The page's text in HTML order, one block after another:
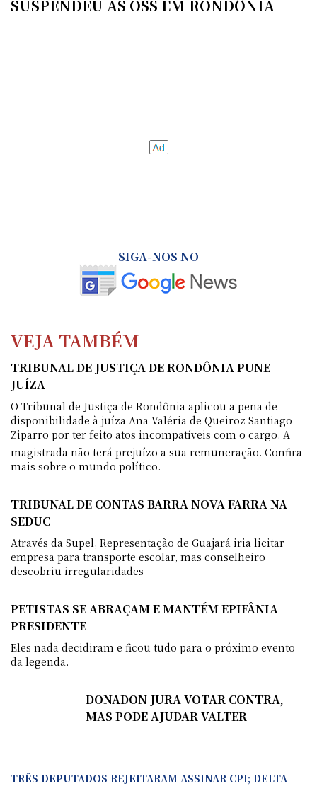
SUSPENDEU AS OSS EM RONDÔNIA
SIGA-NOS NO
VEJA TAMBÉM
TRIBUNAL DE JUSTIÇA DE RONDÔNIA PUNE
JUÍZA
O Tribunal de Justiça de Rondônia aplicou a pena de
disponibilidade à juíza Ana Valéria de Queiroz Santiago
Ziparro por ter feito atos incompatíveis com o cargo. A
magistrada não terá prejuízo a sua remuneração. Confira
mais sobre o mundo político.
TRIBUNAL DE CONTAS BARRA NOVA FARRA NA
SEDUC
Através da Supel, Representação de Guajará iria licitar
empresa para transporte escolar, mas conselheiro
descobriu irregularidades
PETISTAS SE ABRAÇAM E MANTÉM EPIFÂNIA
PRESIDENTE
Eles nada decidiram e ficou tudo para o próximo evento
da legenda.
DONADON JURA VOTAR CONTRA,
MAS PODE AJUDAR VALTER
TRÊS DEPUTADOS REJEITARAM ASSINAR CPI; DELTA